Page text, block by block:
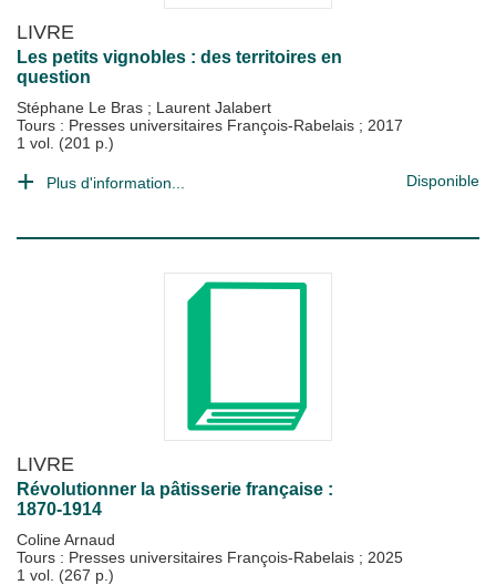
LIVRE
Les petits vignobles : des territoires en
question
Stéphane Le Bras ; Laurent Jalabert
Tours : Presses universitaires François-Rabelais ; 2017
1 vol. (201 p.)
Plus d'information... Disponible
LIVRE
Révolutionner la pâtisserie française :
1870-1914
Coline Arnaud
Tours : Presses universitaires François-Rabelais ; 2025
1 vol. (267 p.)